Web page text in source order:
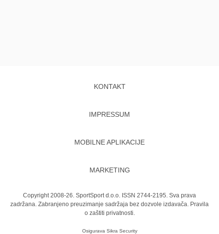
KONTAKT
IMPRESSUM
MOBILNE APLIKACIJE
MARKETING
Copyright 2008-26. SportSport d.o.o. ISSN 2744-2195. Sva prava
zadržana. Zabranjeno preuzimanje sadržaja bez dozvole izdavača. Pravila
o zaštiti privatnosti.
Osigurava Sikra Security